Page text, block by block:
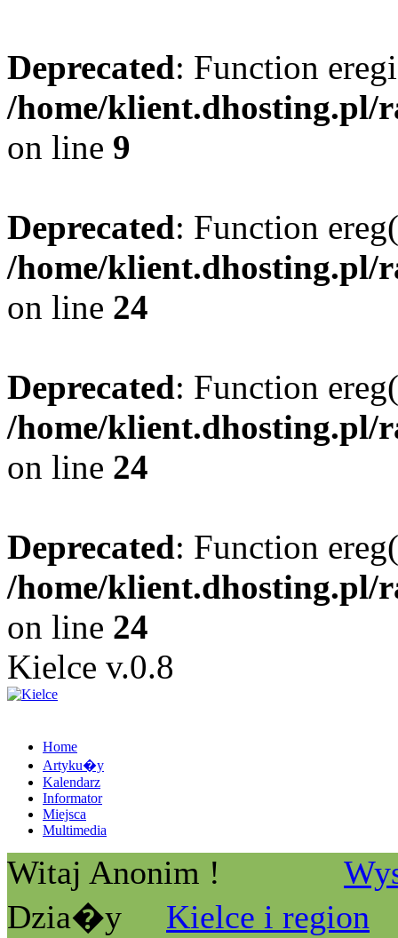
Deprecated: Function
/home/klient.dhosting.pl/
on line 9
Deprecated: Function
/home/klient.dhosting.pl/
on line 24
Deprecated: Function
/home/klient.dhosting.pl/
on line 24
Deprecated: Function
/home/klient.dhosting.pl/
on line 24
Kielce v.0.8
Home
Artyku�y
Kalendarz
Informator
Miejsca
Multimedia
Witaj Anonim !
Dzia�y
Kielce i region